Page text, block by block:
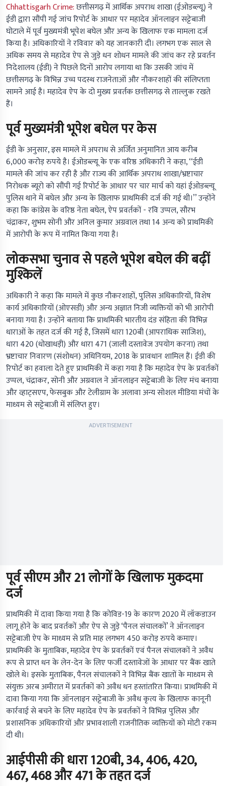
Chhattisgarh Crime:छत्तीसगढ़ में आर्थिक अपराध शाखा (ईओडब्ल्यू) ने
ईडी द्वारा सौंपी गई जांच रिपोर्ट के आधार पर महादेव ऑनलाइन सट्टेबाजी
घोटाले में पूर्व मुख्यमंत्री भूपेश बघेल और अन्य के खिलाफ एक मामला दर्ज
किया है। अधिकारियों ने रविवार को यह जानकारी दी। लगभग एक साल से
अधिक समय से महादेव ऐप से जुड़े धन शोधन मामले की जांच कर रहे प्रवर्तन
निदेशालय (ईडी) ने पिछले दिनों आरोप लगाया था कि उसकी जांच में
छत्तीसगढ़ के विभिन्न उच्च पदस्थ राजनेताओं और नौकरशाहों की संलिप्तता
सामने आई है। महादेव ऐप के दो मुख्य प्रवर्तक छत्तीसगढ़ से ताल्लुक रखते
हैं।
पूर्व मुख्यमंत्री भूपेश बघेल पर केस
ईडी के अनुसार, इस मामले में अपराध से अर्जित अनुमानित आय करीब
6,000 करोड़ रुपये है। ईओडब्ल्यू के एक वरिष्ठ अधिकारी ने कहा, ‘‘ईडी
मामले की जांच कर रही है और राज्य की आर्थिक अपराध शाखा/भ्रष्टाचार
निरोधक ब्यूरो को सौंपी गई रिपोर्ट के आधार पर चार मार्च को यहां ईओडब्ल्यू
पुलिस थाने में बघेल और अन्य के खिलाफ प्राथमिकी दर्ज की गई थी।’’ उन्होंने
कहा कि कांग्रेस के वरिष्ठ नेता बघेल, ऐप प्रवर्तकों - रवि उप्पल, सौरभ
चंद्राकर, शुभम सोनी और अनिल कुमार अग्रवाल तथा 14 अन्य को प्राथमिकी
में आरोपी के रूप में नामित किया गया है।
लोकसभा चुनाव से पहले भूपेश बघेल की बढ़ीं
मुश्किलें
अधिकारी ने कहा कि मामले में कुछ नौकरशाहों, पुलिस अधिकारियों, विशेष
कार्य अधिकारियों (ओएसडी) और अन्य अज्ञात निजी व्यक्तियों को भी आरोपी
बनाया गया है। उन्होंने बताया कि प्राथमिकी भारतीय दंड संहिता की विभिन्न
धाराओं के तहत दर्ज की गई है, जिसमें धारा 120बी (आपराधिक साजिश),
धारा 420 (धोखाधड़ी) और धारा 471 (जाली दस्तावेज उपयोग करना) तथा
भ्रष्टाचार निवारण (संशोधन) अधिनियम, 2018 के प्रावधान शामिल हैं। ईडी की
रिपोर्ट का हवाला देते हुए प्राथमिकी में कहा गया है कि महादेव ऐप के प्रवर्तकों
उप्पल, चंद्राकर, सोनी और अग्रवाल ने ऑनलाइन सट्टेबाजी के लिए मंच बनाया
और व्हाट्सएप, फेसबुक और टेलीग्राम के अलावा अन्य सोशल मीडिया मंचों के
माध्यम से सट्टेबाजी में संलिप्त हुए।
ADVERTISEMENT
पूर्व सीएम और 21 लोगों के खिलाफ मुकदमा
दर्ज
प्राथमिकी में दावा किया गया है कि कोविड-19 के कारण 2020 में लॉकडाउन
लागू होने के बाद प्रवर्तकों और ऐप से जुड़े ‘पैनल संचालकों’ ने ऑनलाइन
सट्टेबाजी ऐप के माध्यम से प्रति माह लगभग 450 करोड़ रुपये कमाए।
प्राथमिकी के मुताबिक, महादेव ऐप के प्रवर्तकों एवं पैनल संचालकों ने अवैध
रूप से प्राप्त धन के लेन-देन के लिए फर्जी दस्तावेजों के आधार पर बैंक खाते
खोले थे। इसके मुताबिक, पैनल संचालकों ने विभिन्न बैंक खातों के माध्यम से
संयुक्त अरब अमीरात में प्रवर्तकों को अवैध धन हस्तांतरित किया। प्राथमिकी में
दावा किया गया कि ऑनलाइन सट्टेबाजी के अवैध कृत्य के खिलाफ कानूनी
कार्रवाई से बचने के लिए महादेव ऐप के प्रवर्तकों ने विभिन्न पुलिस और
प्रशासनिक अधिकारियों और प्रभावशाली राजनीतिक व्यक्तियों को मोटी रकम
दी थी।
आईपीसी की धारा 120बी, 34, 406, 420,
467, 468 और 471 के तहत दर्ज